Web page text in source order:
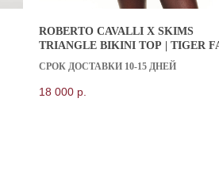
ROBERTO CAVALLI X SKIMS
TRIANGLE BIKINI TOP | TIGER
PRINT | SKIMS
СРОК ДОСТАВКИ 10-15 ДНЕЙ
18 000 р.
КОНСЬЕРЖ СЕРВИС
ОТЗЫВЫ КЛИЕНТОВ